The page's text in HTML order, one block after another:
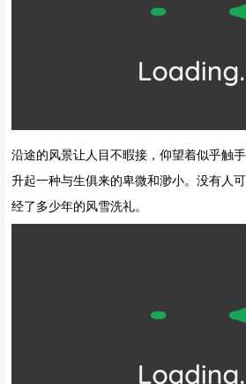
沿途的风景让人目不暇接，仰望着似乎触
升起一种与生俱来的卑微和渺小。没有人
经了多少年的风雪洗礼。